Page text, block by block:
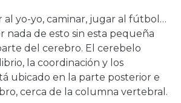
al yo-yo, caminar, jugar al fútbol…
nada de esto sin esta pequeña
del cerebro. El cerebelo
la coordinación y los
ubicado en la parte posterior e
cerca de la columna vertebral.